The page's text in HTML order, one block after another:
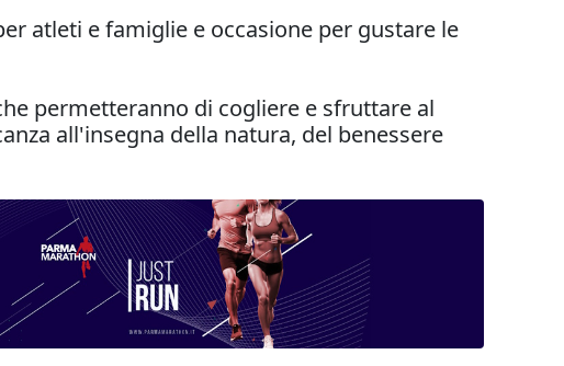
atleti e famiglie e occasione per gustare le
permetteranno di cogliere e sfruttare al
all'insegna della natura, del benessere